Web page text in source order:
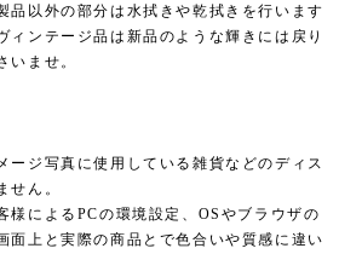
品以外の部分は水拭きや乾拭きを行います
ィンテージ品は新品のような輝きには戻り
いませ。
ージ写真に使用している雑貨などのディス
せん。
様によるPCの環境設定、OSやブラウザの
面上と実際の商品とで色合いや質感に違い